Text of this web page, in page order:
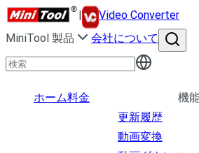
|
Video Converter
MiniTool 製品
会社について
ホーム料金
機
更新履歴
動画変換